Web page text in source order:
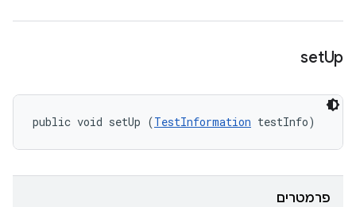
setUp
public void setUp (TestInformation testInfo)
פרמטרים